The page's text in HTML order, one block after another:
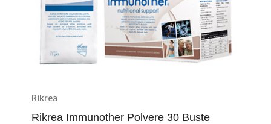
Rikrea
Rikrea Immunother Polvere 30 Buste